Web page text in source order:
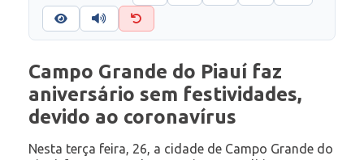
Campo Grande do Piauí faz
aniversário sem festividades,
devido ao coronavírus
Nesta terça feira, 26, a cidade de Campo Grande do